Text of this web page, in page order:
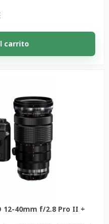
carrito
12-40mm f/2.8 Pro II +